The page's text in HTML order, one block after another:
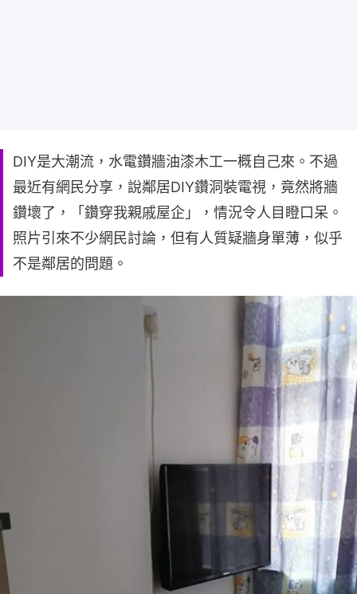
DIY是大潮流，水電鑽牆油漆木工一概自己來。不過
最近有網民分享，說鄰居DIY鑽洞裝電視，竟然將牆
鑽壞了，「鑽穿我親戚屋企」，情況令人目瞪口呆。
照片引來不少網民討論，但有人質疑牆身單薄，似乎
不是鄰居的問題。